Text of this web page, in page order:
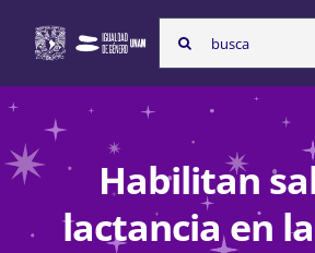
content
Search
for:
Nosotras
Habilitan
lactancia en la